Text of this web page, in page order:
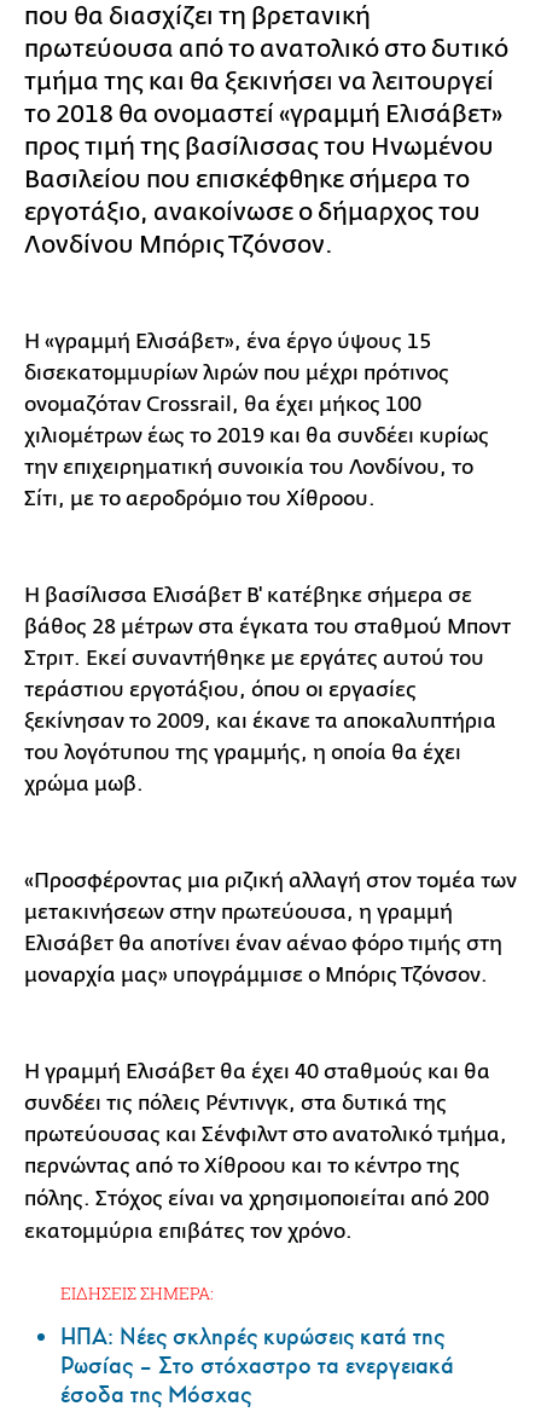
που θα διασχίζει τη βρετανική
πρωτεύουσα από το ανατολικό στο δυτικό
τμήμα της και θα ξεκινήσει να λειτουργεί
το 2018 θα ονομαστεί «γραμμή Ελισάβετ»
προς τιμή της βασίλισσας του Ηνωμένου
Βασιλείου που επισκέφθηκε σήμερα το
εργοτάξιο, ανακοίνωσε ο δήμαρχος του
Λονδίνου Μπόρις Τζόνσον.
Η «γραμμή Ελισάβετ», ένα έργο ύψους 15
δισεκατομμυρίων λιρών που μέχρι πρότινος
ονομαζόταν Crossrail, θα έχει μήκος 100
χιλιομέτρων έως το 2019 και θα συνδέει κυρίως
την επιχειρηματική συνοικία του Λονδίνου, το
Σίτι, με το αεροδρόμιο του Χίθροου.
Η βασίλισσα Ελισάβετ Β' κατέβηκε σήμερα σε
βάθος 28 μέτρων στα έγκατα του σταθμού Μποντ
Στριτ. Εκεί συναντήθηκε με εργάτες αυτού του
τεράστιου εργοτάξιου, όπου οι εργασίες
ξεκίνησαν το 2009, και έκανε τα αποκαλυπτήρια
του λογότυπου της γραμμής, η οποία θα έχει
χρώμα μωβ.
«Προσφέροντας μια ριζική αλλαγή στον τομέα των
μετακινήσεων στην πρωτεύουσα, η γραμμή
Ελισάβετ θα αποτίνει έναν αέναο φόρο τιμής στη
μοναρχία μας» υπογράμμισε ο Μπόρις Τζόνσον.
Η γραμμή Ελισάβετ θα έχει 40 σταθμούς και θα
συνδέει τις πόλεις Ρέντινγκ, στα δυτικά της
πρωτεύουσας και Σένφιλντ στο ανατολικό τμήμα,
περνώντας από το Χίθροου και το κέντρο της
πόλης. Στόχος είναι να χρησιμοποιείται από 200
εκατομμύρια επιβάτες τον χρόνο.
ΕΙΔΗΣΕΙΣ ΣΗΜΕΡΑ:
ΗΠΑ: Nέες σκληρές κυρώσεις κατά της
Ρωσίας – Στο στόχαστρο τα ενεργειακά
έσοδα της Μόσχας